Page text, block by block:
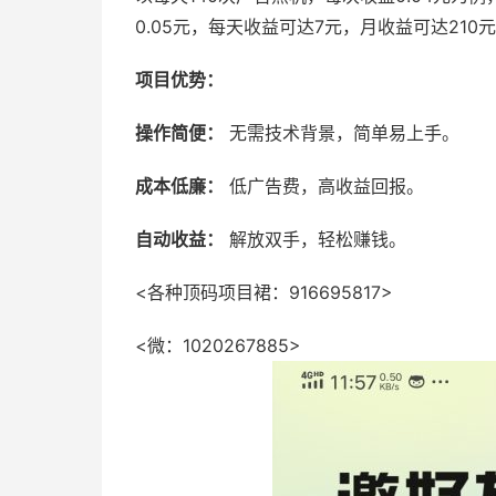
0.05元，每天收益可达7元，月收益可达210
项目优势：
操作简便： 无需技术背景，简单易上手。
成本低廉： 低广告费，高收益回报。
自动收益： 解放双手，轻松赚钱。
<各种顶码项目裙：916695817>
<微：1020267885>